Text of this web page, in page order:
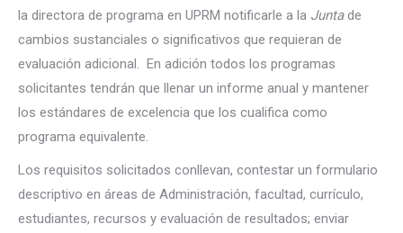
la directora de programa en UPRM notificarle a la Juntade
cambios sustanciales o significativos que requieran de
evaluación adicional. En adición todos los programas
solicitantes tendrán que llenar un informe anual y mantener
los estándares de excelencia que los cualifica como
programa equivalente.
Los requisitos solicitados conllevan, contestar un formulario
descriptivo en áreas de Administración, facultad, currículo,
estudiantes, recursos y evaluación de resultados; enviar